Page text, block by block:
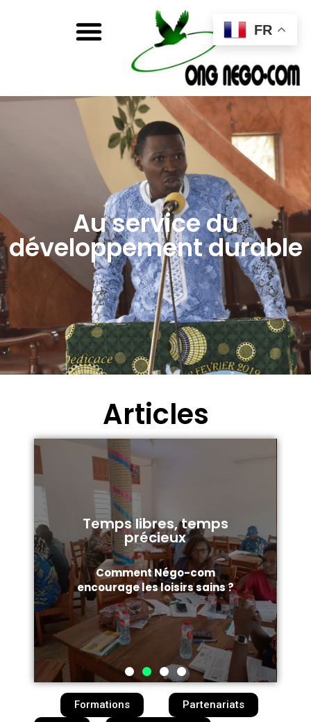
Au service du
développement durable
Articles
Temps libres, temps
précieux
Comment Négo-com
encourage les loisirs sains ?
Formations
Partenariats
FR